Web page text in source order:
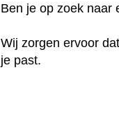
Ben je op zoek naar
Wij zorgen ervoor
je past.